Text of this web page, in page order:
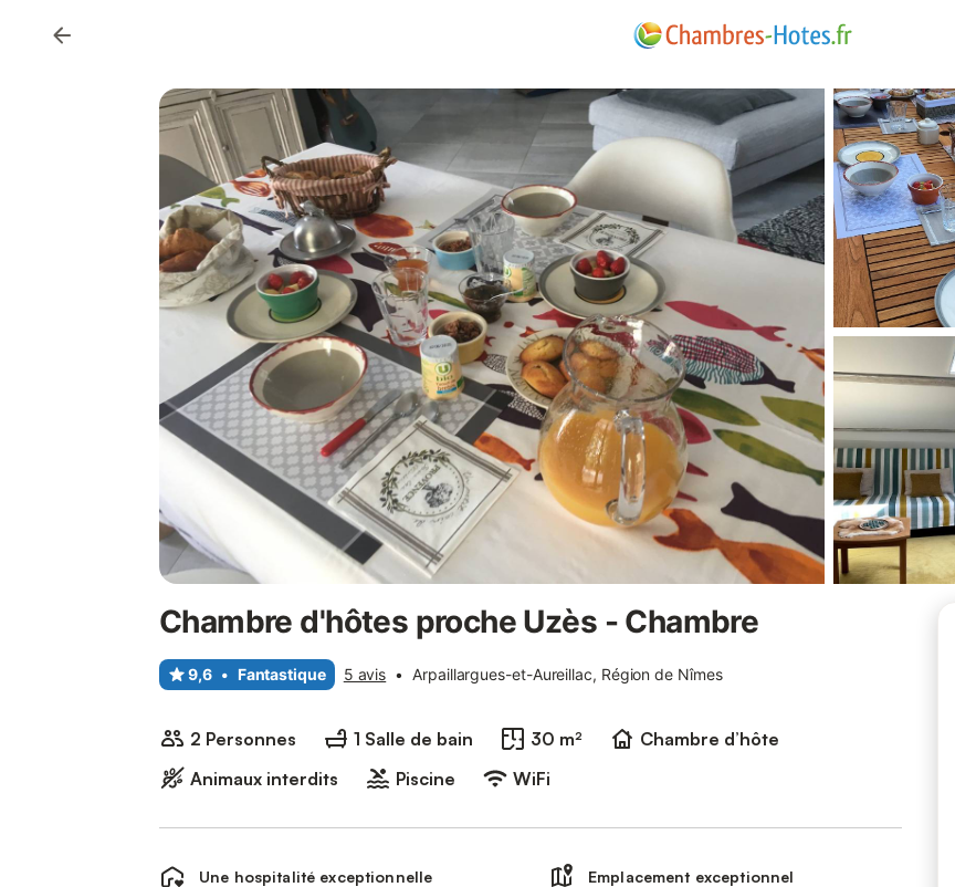
Chambre d'hôtes proche Uzès - Chambre
9,6 • Fantastique 5 avis • Arpaillargues-et-Aureillac, Région de Nîmes
2 Personnes 1 Salle de bain 30 m²
Chambre d’hôte
Animaux interdits
Piscine WiFi
Une hospitalité exceptionnelle
Emplacement exceptionnel